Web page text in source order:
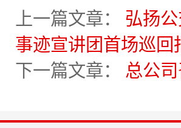
上一篇文章： 弘扬
事迹宣讲团首场巡回
下一篇文章： 总公